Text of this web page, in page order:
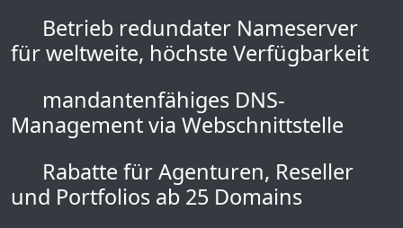
Betrieb redundater Nameserver
für weltweite, höchste Verfügbarkeit
mandantenfähiges DNS-
Management via Webschnittstelle
Rabatte für Agenturen, Reseller
und Portfolios ab 25 Domains